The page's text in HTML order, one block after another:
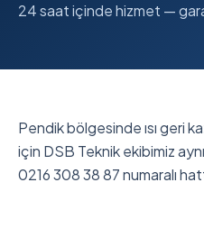
24 saat içinde hizmet —
Pendik bölgesinde ısı geri
için DSB Teknik ekibimiz
0216 308 38 87 numaralı